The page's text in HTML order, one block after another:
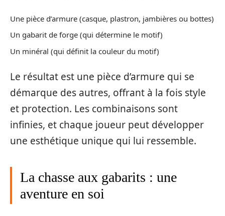
Une pièce d’armure (casque, plastron, jambières ou bottes)
Un gabarit de forge (qui détermine le motif)
Un minéral (qui définit la couleur du motif)
Le résultat est une pièce d’armure qui se
démarque des autres, offrant à la fois style
et protection. Les combinaisons sont
infinies, et chaque joueur peut développer
une esthétique unique qui lui ressemble.
La chasse aux gabarits : une
aventure en soi